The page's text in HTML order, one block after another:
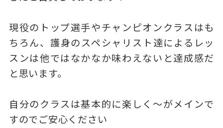
現役のトップ選手やチャンピオンクラスはも
ちろん、護身のスペシャリスト達によるレッ
スンは他ではなかなか味わえないと達成感だ
と思います。
自分のクラスは基本的に楽しく〜がメインで
すのでご安心ください